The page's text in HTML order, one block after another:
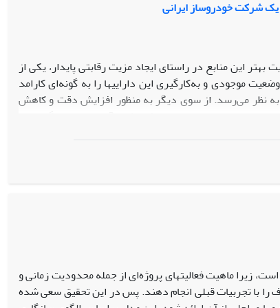
ارزیابی آنها جهت مدیریت بهتر این منابع در راستای ایجاد مزیت رقابتی پایدار، یکی از
موجودی و به‌کارگیری این داراییها را به گونه‌‌ای کارامد
نظر می‌‌رسد. از سوی دیگر به منظور افزایش دقت و کاهش
از مدیران صنعت خودرو بهره گرفته شد. سپس در مرحله
زیرا ماهیت فعالیتهای پروژه‌ای از جمله محدودیت زمانی و
را با تجربیات قبلی انجام دهند. پس در این تحقیق سعی شده